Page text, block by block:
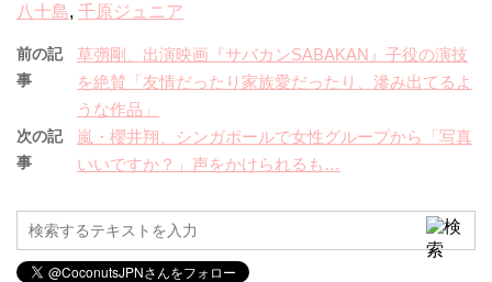
八十島, 千原ジュニア
前の記
事
草彅剛、出演映画『サバカンSABAKAN』子役の演技
を絶賛「友情だったり家族愛だったり、滲み出てるよ
うな作品」
次の記
事
嵐・櫻井翔、シンガポールで女性グループから「写真
いいですか？」声をかけられるも…